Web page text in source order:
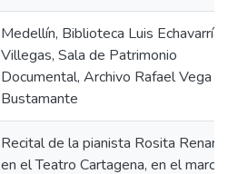
Medellín, Biblioteca Luis Echavarría
Villegas, Sala de Patrimonio
Documental, Archivo Rafael Vega
Bustamante
Recital de la pianista Rosita Renard
en el Teatro Cartagena, en el marco